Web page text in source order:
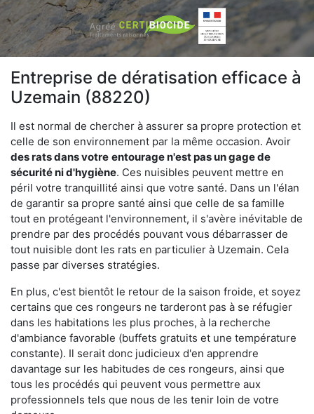
Entreprise de dératisation efficace à
Uzemain (88220)
Il est normal de chercher à assurer sa propre protection et
celle de son environnement par la même occasion. Avoir
des rats dans votre entourage n'est pas un gage de
sécurité ni d'hygiène. Ces nuisibles peuvent mettre en
péril votre tranquillité ainsi que votre santé. Dans un l'élan
de garantir sa propre santé ainsi que celle de sa famille
tout en protégeant l'environnement, il s'avère inévitable de
prendre par des procédés pouvant vous débarrasser de
tout nuisible dont les rats en particulier à Uzemain. Cela
passe par diverses stratégies.
En plus, c'est bientôt le retour de la saison froide, et soyez
certains que ces rongeurs ne tarderont pas à se réfugier
dans les habitations les plus proches, à la recherche
d'ambiance favorable (buffets gratuits et une température
constante). Il serait donc judicieux d'en apprendre
davantage sur les habitudes de ces rongeurs, ainsi que
tous les procédés qui peuvent vous permettre aux
professionnels tels que nous de les tenir loin de votre